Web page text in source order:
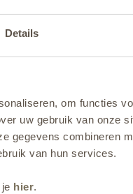
Details
om functies
uw gebruik van onze
gegevens combineren
van hun services.
hier.